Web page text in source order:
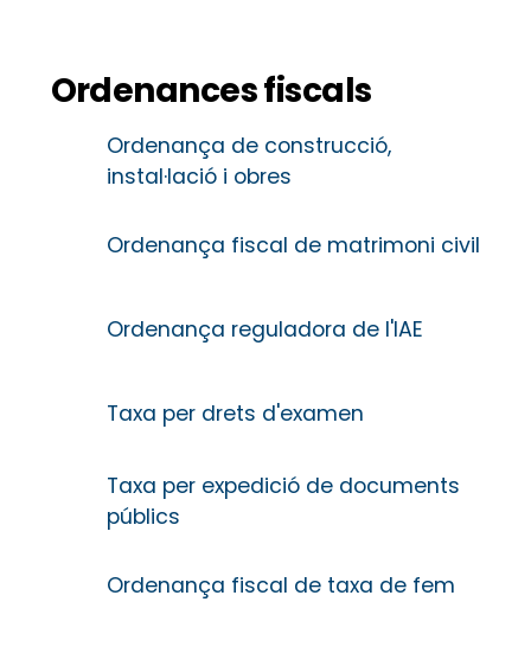
Ordenances fiscals
Ordenança de construcció,
instal·lació i obres
Ordenança fiscal de matrimoni civil
Ordenança reguladora de l'IAE
Taxa per drets d'examen
Taxa per expedició de documents
públics
Ordenança fiscal de taxa de fem